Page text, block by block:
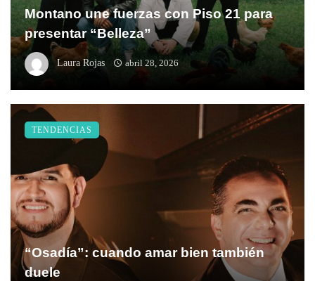
Montano une fuerzas con Piso 21 para
presentar “Belleza”
Laura Rojas abril 28, 2026
“Osadía”: cuando amar bien también
duele
TENDENCIAS